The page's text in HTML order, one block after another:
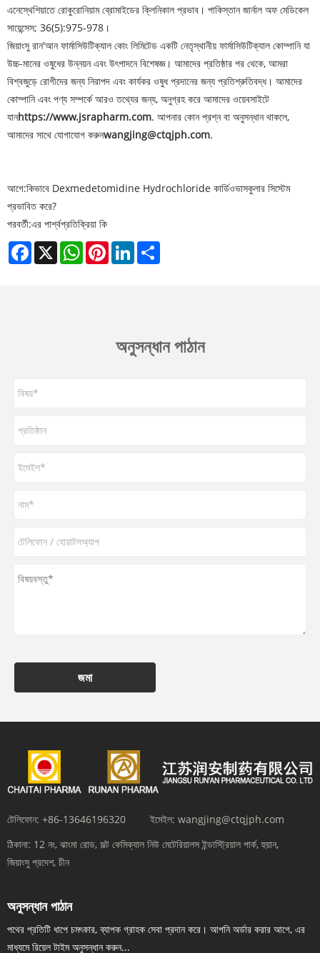
এনেস্থেশিয়াতে রোকুরোনিয়াম ব্রোমাইডের ক্লিনিকাল প্রভাব। পাকিস্তান জার্নাল অফ মেডিকেল
সায়েন্সেস; 36(5):975-978।
জিয়াংসু রান'আন ফার্মাসিউটিক্যাল কোং লিমিটেড একটি নেতৃস্থানীয় ফার্মাসিউটিক্যাল কোম্পানি যা
উচ্চ-মানের ওষুধের উন্নয়ন এবং উৎপাদনে বিশেষজ্ঞ। আমাদের প্রতিষ্ঠার পর থেকে, আমরা
বিশ্বজুড়ে রোগীদের জন্য নিরাপদ এবং কার্যকর ওষুধ প্রদানের জন্য প্রতিশ্রুতিবদ্ধ। আমাদের
কোম্পানি এবং পণ্য সম্পর্কে আরও তথ্যের জন্য, অনুগ্রহ করে আমাদের ওয়েবসাইটে
যানhttps://www.jsrapharm.com. আপনার কোন প্রশ্ন বা অনুসন্ধান থাকলে,
আমাদের সাথে যোগাযোগ করুনwangjing@ctqjph.com.
আগে:কিভাবে Dexmedetomidine Hydrochloride কার্ডিওভাসকুলার সিস্টেম
প্রভাবিত করে?
পরবর্তী:এর পার্শ্বপ্রতিক্রিয়া কি
Facebook
X WhatsAppPinterestLinkedIn
অনুসন্ধান পাঠান
জমা
টেলিফোন: +86-13646196320 ইমেইল: wangjing@ctqjph.com
ঠিকানা: 12 নং, ঝাংমা রোড, সল্ট কেমিক্যাল নিউ মেটেরিয়ালস ইন্ডাস্ট্রিয়াল পার্ক, হুয়ান,
জিয়াংসু প্রদেশ, চীন
অনুসন্ধান পাঠান
পথের প্রতিটি ধাপে চমৎকার, ব্যাপক গ্রাহক সেবা প্রদান করে। আপনি অর্ডার করার আগে, এর
মাধ্যমে রিয়েল টাইম অনুসন্ধান করুন...